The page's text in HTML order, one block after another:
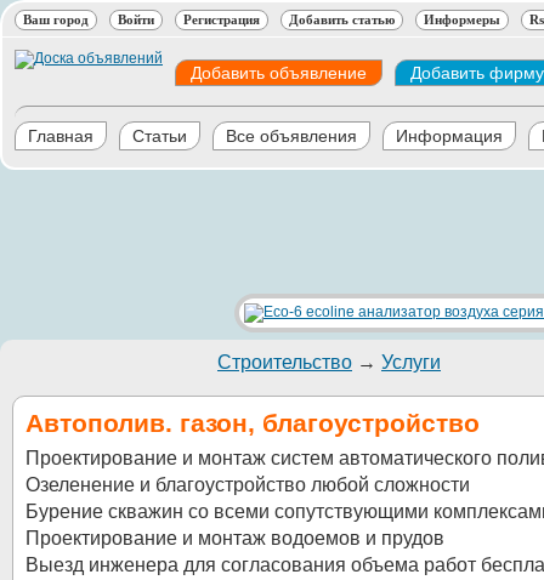
Ваш город Войти Регистрация Добавить статью Информеры
Добавить объявление Добавить фирму
Главная Статьи Все объявления Информация
Строительство → Услуги
Автополив. газон, благоустройство
Проектирование и монтаж систем автоматического
Озеленение и благоустройство любой сложности
Бурение скважин со всеми сопутствующими
Проектирование и монтаж водоемов и прудов
Выезд инженера для согласования объема работ